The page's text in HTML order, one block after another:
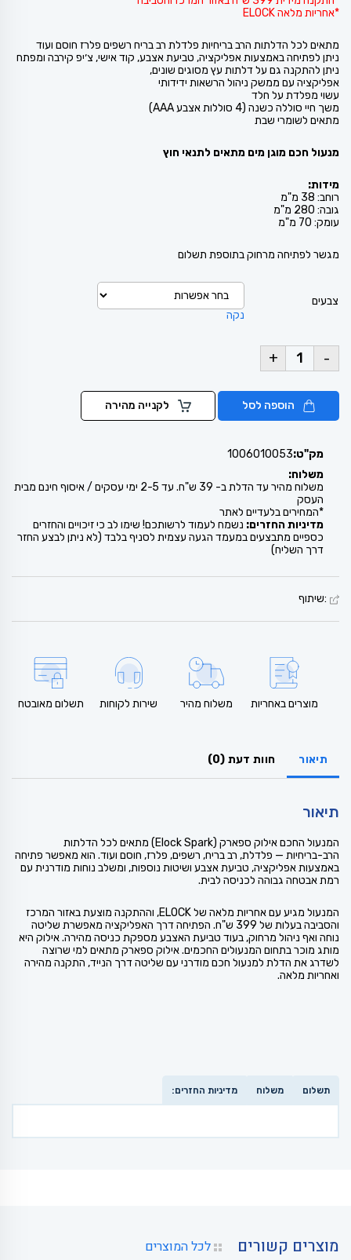
*אחריות מלאה ELOCK
מתאים לכל הדלתות הרב בריחיות פלדלת רב בריח רשפים פלרז חוסם ועוד
ניתן לפתיחה באמצעות אפליקציה, טביעת אצבע, קוד אישי, צ׳יפ קירבה ומפתח
ניתן להתקנה גם על דלתות עץ מסוגים שונים,
אפליקציה עם ממשק ניהול הרשאות ידידותי
עשוי מפלדת על חלד
משך חיי סוללה כשנה (4 סוללות אצבע AAA)
מתאים לשומרי שבת
מנעול חכם מוגן מים מתאים לתנאי חוץ
מידות:
רוחב: 38 מ"מ
גובה: 280 מ"מ
עומק: 70 מ"מ
מגשר לפתיחה מרחוק בתוספת תשלום
צבעים
נקה
-
+
הוספה לסל לקנייה מהירה
מק"ט:1006010053
משלוח:
משלוח מהיר עד הדלת ב- 39 ש"ח. עד 2-5 ימי עסקים / איסוף חינם מבית
העסק
*המחירים בלעדיים לאתר
מדיניות החזרים: נשמח לעמוד לרשותכם! שימו לב כי זיכויים והחזרים
כספיים מתבצעים במעמד הגעה עצמית לסניף בלבד (לא ניתן לבצע החזר
דרך השליח)
:שיתוף
מוצרים באחריות משלוח מהיר שירות לקוחות תשלום מאובטח
תיאור חוות דעת (0)
תיאור
המנעול החכם אילוק ספארק (Elock Spark) מתאים לכל הדלתות
הרב-בריחיות — פלדלת, רב בריח, רשפים, פלרז, חוסם ועוד. הוא מאפשר פתיחה
באמצעות אפליקציה, טביעת אצבע ושיטות נוספות, ומשלב נוחות מודרנית עם
רמת אבטחה גבוהה לכניסה לבית.
המנעול מגיע עם אחריות מלאה של ELOCK, וההתקנה מוצעת באזור המרכז
והסביבה בעלות של 399 ש"ח. הפתיחה דרך האפליקציה מאפשרת שליטה
נוחה ואף ניהול מרחוק, בעוד טביעת האצבע מספקת כניסה מהירה. אילוק היא
מותג מוכר בתחום המנעולים החכמים. אילוק ספארק מתאים למי שרוצה
לשדרג את הדלת למנעול חכם מודרני עם שליטה דרך הנייד, התקנה מהירה
ואחריות מלאה.
תשלום משלוח מדיניות החזרים:
מוצרים קשורים לכל המוצרים